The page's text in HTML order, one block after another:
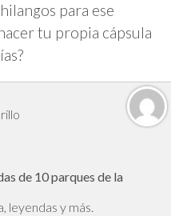
para ese
tu propia cápsula
de 10 parques de la
leyendas y más.